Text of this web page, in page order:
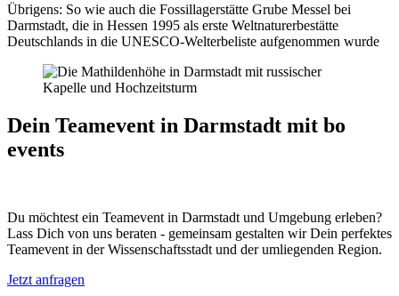
Übrigens: So wie auch die Fossillagerstätte Grube Messel bei
Darmstadt, die in Hessen 1995 als erste Weltnaturerbestätte
Deutschlands in die UNESCO-Welterbeliste aufgenommen wurde
Dein Teamevent in Darmstadt mit bo
events
Du möchtest ein Teamevent in Darmstadt und Umgebung erleben?
Lass Dich von uns beraten - gemeinsam gestalten wir Dein perfektes
Teamevent in der Wissenschaftsstadt und der umliegenden Region.
Jetzt anfragen